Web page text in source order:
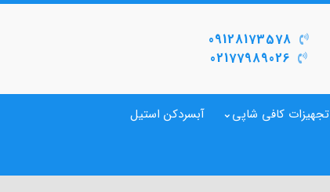
09128173578
02177989026
تجهیزات کافی شاپی آبسردکن استیل